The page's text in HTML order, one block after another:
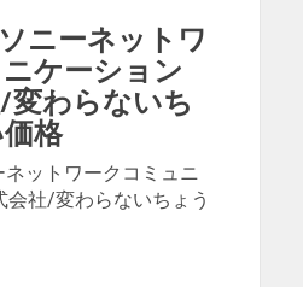
ニーネットワ
ケーション
変わらないち
格
ネットワークコミュニ
会社/変わらないちょう